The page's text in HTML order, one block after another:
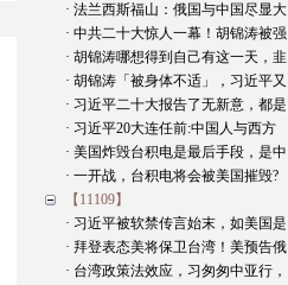
· 法兰西斯福山：俄国与中国尽显大
· 中共二十大惊人一幕！胡锦涛被强
· 胡锦涛哪想得到自己有这一天，韭
· 胡锦涛「被身体不适」，习近平又
· 习近平二十大报告了无新意，都是
· 习近平20大连任前:中国人与西方
· 美国炸毁台积电是最后手段，是中
· 一开战，台积电将会被美国摧毁?
【11109】
· 习近平被软禁传言始末，如美国是
· 拜登表态美将保卫台湾！美预告俄
· 台湾政策法效应，习匆匆中亚行，